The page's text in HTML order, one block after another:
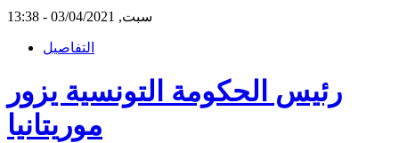
سبت, 03/04/2021 - 13:38
التفاصيل
رئيس الحكومة التونسية يزور
موريتانيا